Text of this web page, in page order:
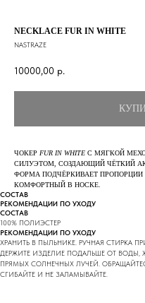
NECKLACE FUR IN WHITE
NASTRAZE
10000,00 р.
ЧОКЕР FUR IN WHITE С МЯГКОЙ
СИЛУЭТОМ, СОЗДАЮЩИЙ ЧЁТКИЙ
ФОРМА ПОДЧЁРКИВАЕТ ПРОПОРЦИИ
КОМФОРТНЫЙ В НОСКЕ.
СОСТАВ
РЕКОМЕНДАЦИИ ПО УХОДУ
СОСТАВ
100% ПОЛИЭСТЕР
РЕКОМЕНДАЦИИ ПО УХОДУ
ХРАНИТЬ В ПЫЛЬНИКЕ. РУЧНАЯ СТИРКА
ДЕРЖИТЕ ИЗДЕЛИЕ ПОДАЛЬШЕ ОТ ВОДЫ,
ПРЯМЫХ СОЛНЕЧНЫХ ЛУЧЕЙ.
СГИБАЙТЕ И НЕ ЗАЛАМЫВАЙТЕ.